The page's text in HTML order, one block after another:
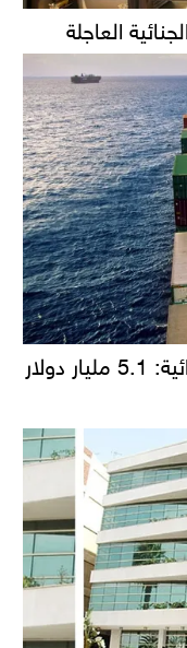
العاجلة
قفزة في صادرات الصناعات الغذائية: 5.1 مليار دولار